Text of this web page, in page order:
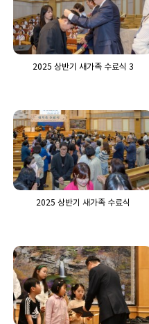
2025 상반기 새가족 수료식 3
2025 상반기 새가족 수료식